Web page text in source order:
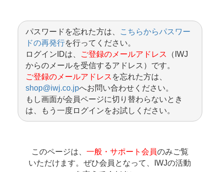
パスワードを忘れた方は、
こちらからパスワー
ドの再発行を行ってください。
ログインIDは、
ご登録のメールアドレス
（IWJ
からのメールを受信するアドレス）です。
ご登録のメールアドレス を忘れた方は、
shop@iwj.co.jpへお問い合わせください。
もし画面が会員ページに切り替わらないとき
は、もう一度ログインをお試しください。
このページは、 一般・サポート会員のみご覧
いただけます。ぜひ会員となって、IWJの活動